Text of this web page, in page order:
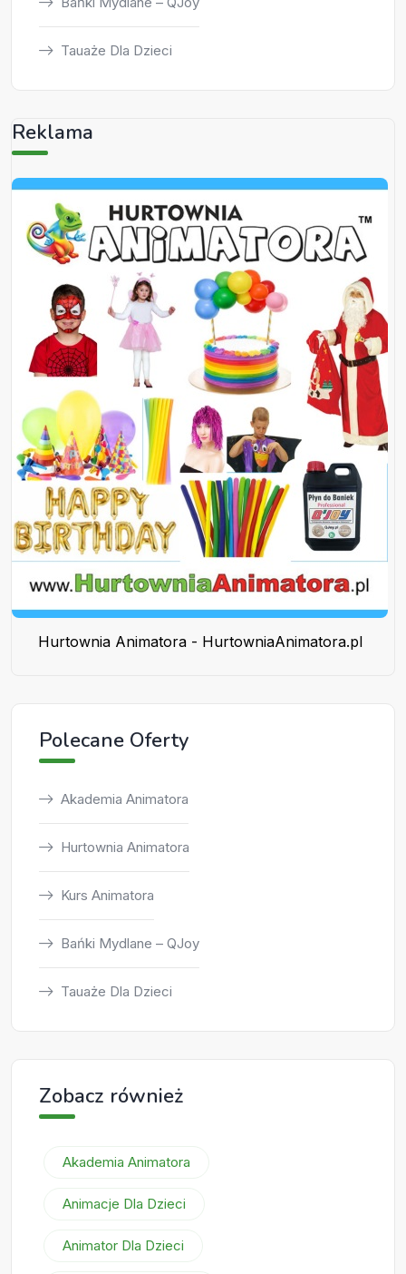
Tauaże Dla Dzieci
Reklama
Hurtownia Animatora - HurtowniaAnimatora.pl
Polecane Oferty
Akademia Animatora
Hurtownia Animatora
Kurs Animatora
Bańki Mydlane – QJoy
Tauaże Dla Dzieci
Zobacz również
Akademia Animatora
Animacje Dla Dzieci
Animator Dla Dzieci